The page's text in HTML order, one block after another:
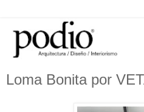
Loma Bonita por